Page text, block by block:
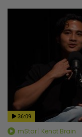
36:09
mStar | Kenot Brain